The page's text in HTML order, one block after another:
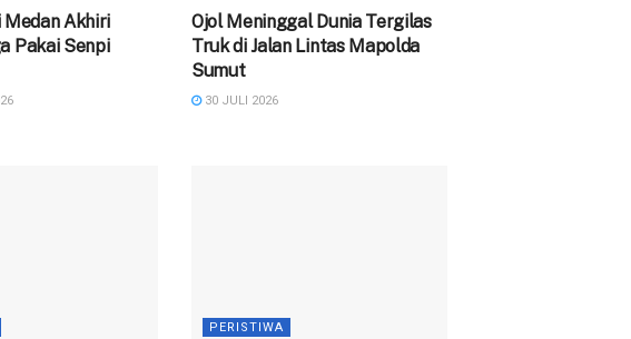
Akhiri
Pakai Senpi
Ojol Meninggal Dunia Tergilas
Truk di Jalan Lintas Mapolda
Sumut
30 JULI 2026
PERISTIWA